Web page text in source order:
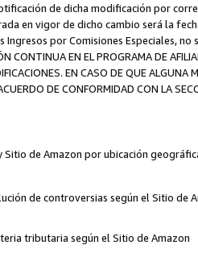
de dicha modificación por
en vigor de dicho cambio será la
Ingresos por Comisiones Especiales,
CONTINUA EN EL PROGRAMA DE
EN CASO DE QUE ALGUNA
DE CONFORMIDAD CON LA
Sitio de Amazon por ubicación
de controversias según el Sitio de
tributaria según el Sitio de Amazon